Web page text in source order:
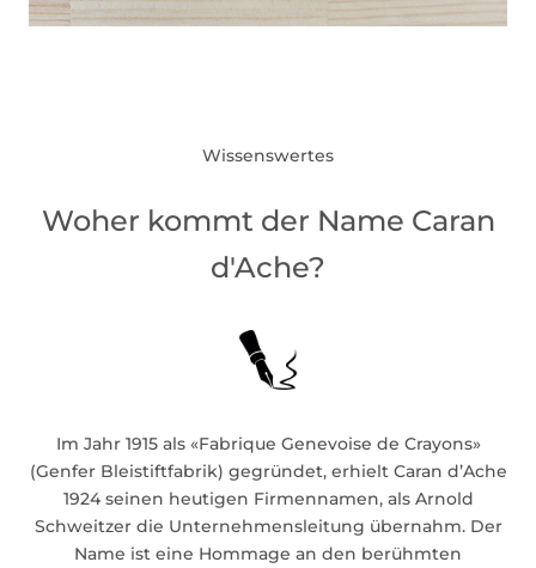
Wissenswertes
Woher kommt der Name Caran
d'Ache?
Im Jahr 1915 als «Fabrique Genevoise de Crayons»
(Genfer Bleistiftfabrik) gegründet, erhielt Caran d’Ache
1924 seinen heutigen Firmennamen, als Arnold
Schweitzer die Unternehmensleitung übernahm. Der
Name ist eine Hommage an den berühmten